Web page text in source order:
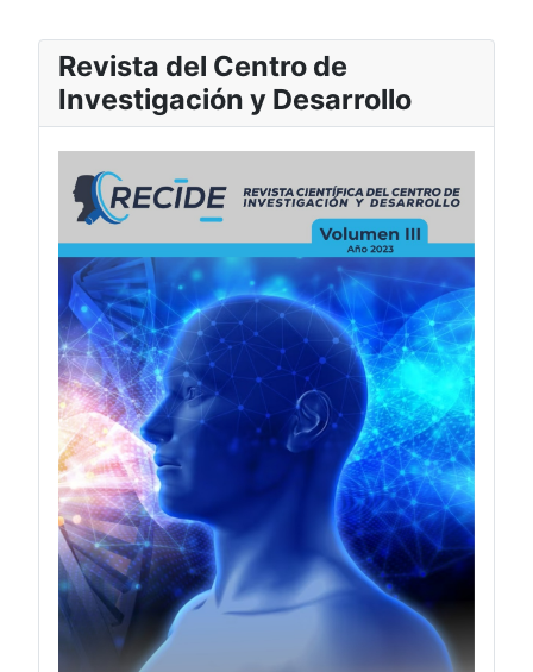
Revista del Centro de
Investigación y Desarrollo